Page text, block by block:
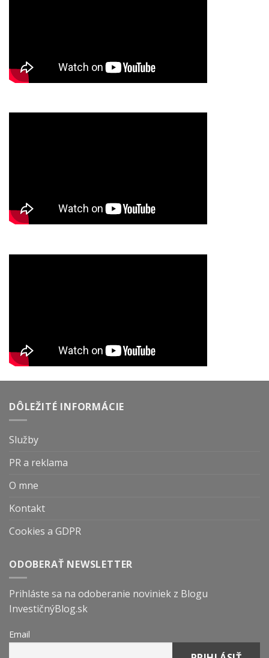
DÔLEŽITÉ INFORMÁCIE
Služby
PR a reklama
O mne
Kontakt
Cookies a GDPR
ODOBERAŤ NEWSLETTER
Prihláste sa na odoberanie noviniek z Blogu
InvestičnýBlog.sk
Email